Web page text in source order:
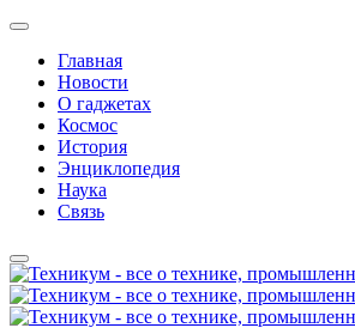
Главная
Новости
О гаджетах
Космос
История
Энциклопедия
Наука
Связь